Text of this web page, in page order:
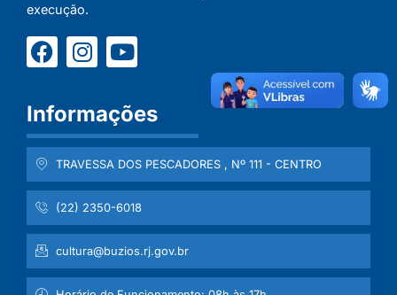
execução.
Informações
TRAVESSA DOS PESCADORES , Nº 111 - CENTRO
(22) 2350-6018
cultura@buzios.rj.gov.br